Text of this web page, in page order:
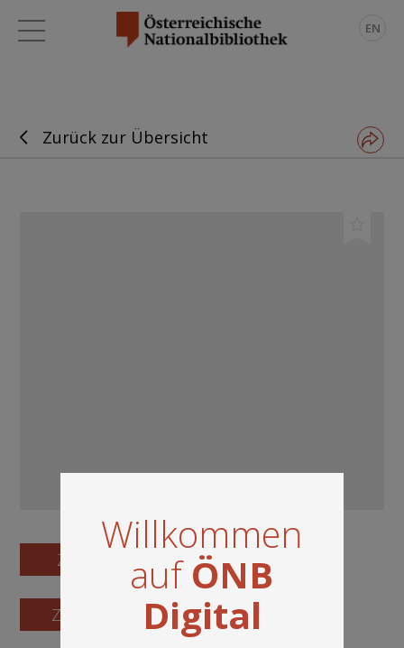
Willkommen
aufÖNB
Digital
EN
Zurück zur Übersicht
Zum Digitalisat
Zum Katalogisat